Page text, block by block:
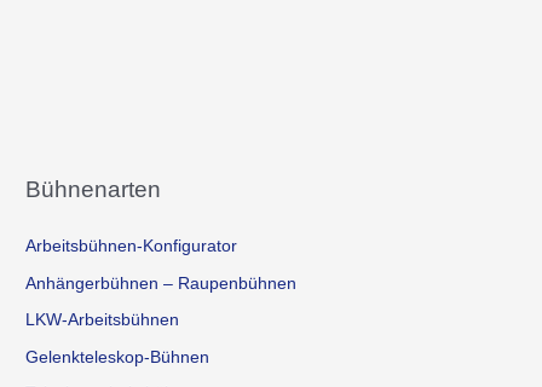
Bühnenarten
Arbeitsbühnen-Konfigurator
Anhängerbühnen – Raupenbühnen
LKW-Arbeitsbühnen
Gelenkteleskop-Bühnen